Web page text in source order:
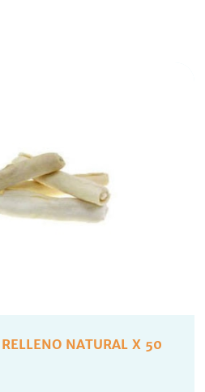
NATURAL X 50